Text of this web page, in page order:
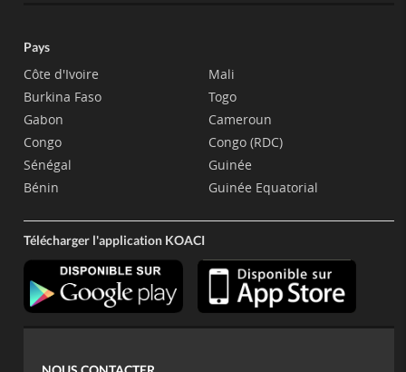
Pays
Côte d'Ivoire
Burkina Faso
Gabon
Congo
Sénégal
Bénin
Mali
Togo
Cameroun
Congo (RDC)
Guinée
Guinée Equatorial
Télécharger l'application KOACI